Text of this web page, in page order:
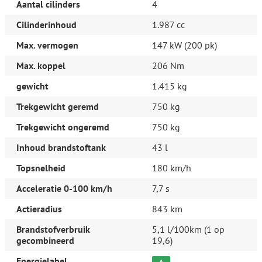
proefrit waard. Neem gerust contact met ons op voor meer
te ervaren.
Aanvullende opties en accessoires
Exterieur
Chroom delen exterieur
Infotainment
Navigatiesysteem full map
Interieur
Stuur in diepte verstelbaar
Stuur in hoogte verstelbaar
Stuur verstelbaar
Veiligheid
Airbag(s) gordijn
Autonomous Emergency Braking
Overige
Aantal cilinders
4
Cilinderinhoud
1.987 cc
Max. vermogen
147 kW (200 pk)
Max. koppel
206 Nm
gewicht
1.415 kg
Trekgewicht geremd
750 kg
Trekgewicht ongeremd
750 kg
Inhoud brandstoftank
43 l
Topsnelheid
180 km/h
Acceleratie 0-100 km/h
7,7 s
Actieradius
843 km
Brandstofverbruik
gecombineerd
5,1 l/100km (1 op
19,6)